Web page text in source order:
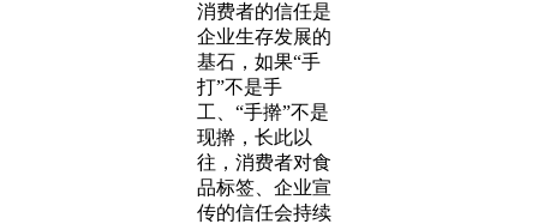
消费者的信任是
企业生存发展的
基石，如果“手
打”不是手
工、“手擀”不是
现擀，长此以
往，消费者对食
品标签、企业宣
传的信任会持续